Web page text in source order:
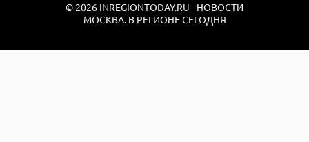
© 2026 INREGIONTODAY.RU - НОВОСТИ
МОСКВА. В РЕГИОНЕ СЕГОДНЯ